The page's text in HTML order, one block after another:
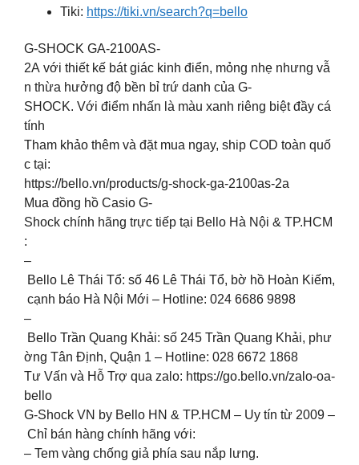
Tiki: https://tiki.vn/search?q=bello
G-SHOCK GA-2100AS-
2A với thiết kế bát giác kinh điển, mỏng nhẹ nhưng vẫ
n thừa hưởng độ bền bỉ trứ danh của G-
SHOCK. Với điểm nhấn là màu xanh riêng biệt đầy cá
tính
Tham khảo thêm và đặt mua ngay, ship COD toàn quố
c tại:
https://bello.vn/products/g-shock-ga-2100as-2a
Mua đồng hồ Casio G-
Shock chính hãng trực tiếp tại Bello Hà Nội & TP.HCM
:
–
Bello Lê Thái Tổ: số 46 Lê Thái Tổ, bờ hồ Hoàn Kiếm,
cạnh báo Hà Nội Mới – Hotline: 024 6686 9898
–
Bello Trần Quang Khải: số 245 Trần Quang Khải, phư
ờng Tân Định, Quận 1 – Hotline: 028 6672 1868
Tư Vấn và Hỗ Trợ qua zalo: https://go.bello.vn/zalo-oa-
bello
G-Shock VN by Bello HN & TP.HCM – Uy tín từ 2009 –
Chỉ bán hàng chính hãng với:
– Tem vàng chống giả phía sau nắp lưng.